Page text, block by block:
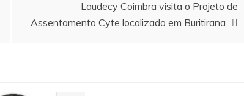
Laudecy Coimbra visita o Projeto de
Assentamento Cyte localizado em Buritirana